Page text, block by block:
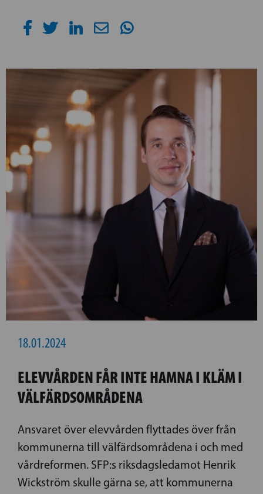
18.01.2024
ELEVVÅRDEN FÅR INTE HAMNA I KLÄM I
VÄLFÄRDSOMRÅDENA
Ansvaret över elevvården flyttades över från
kommunerna till välfärdsområdena i och med
vårdreformen. SFP:s riksdagsledamot Henrik
Wickström skulle gärna se, att kommunerna